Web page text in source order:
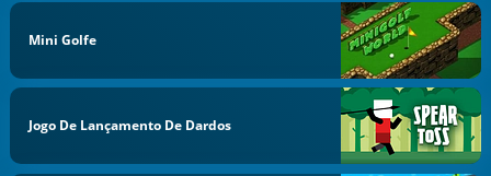
Mini Golfe
Jogo De Lançamento De Dardos